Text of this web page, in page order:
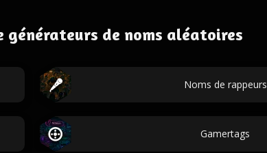
générateurs de noms aléatoires
Noms de rappeurs
Gamertags